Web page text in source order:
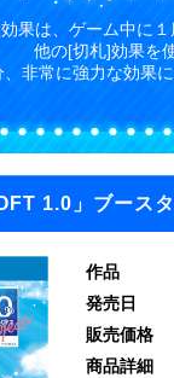
果は、ゲーム中に
他の[切札]効果を
非常に強力な効果
1.0」ブース
作品
発売日
販売価格
商品詳細